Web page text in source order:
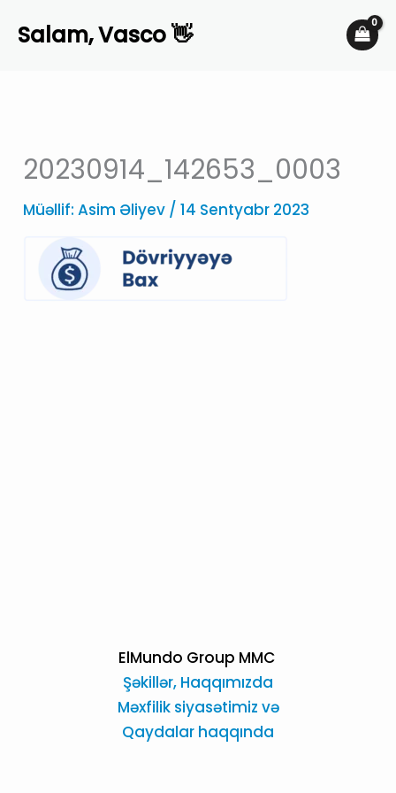
Salam, Vasco 👋
20230914_142653_0003
Müəllif:Asim Əliyev /14 Sentyabr 2023
ElMundo Group MMC
Şəkillər, Haqqımızda
Məxfilik siyasətimiz və
Qaydalar haqqında